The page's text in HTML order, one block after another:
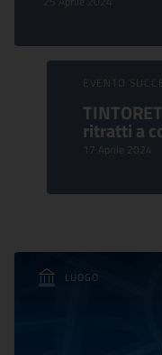
EVENTO
ritratti a
17 Aprile 2024
LUOGO